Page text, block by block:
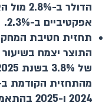
אפקטיביים ב-2.3%.
תחזית חטיבת
2024 ו-2025 בהתאמה.